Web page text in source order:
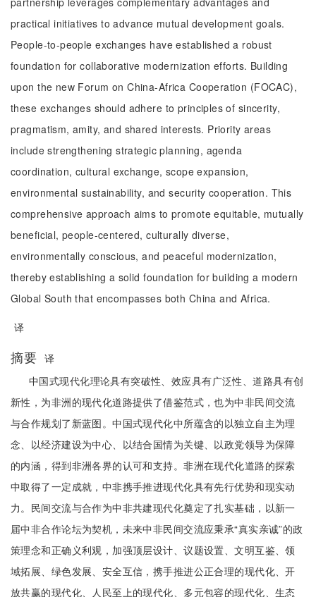
practical initiatives to advance mutual development goals.
People-to-people exchanges have established a robust
foundation for collaborative modernization efforts. Building
upon the new Forum on China-Africa Cooperation (FOCAC),
these exchanges should adhere to principles of sincerity,
pragmatism, amity, and shared interests. Priority areas
include strengthening strategic planning, agenda
coordination, cultural exchange, scope expansion,
environmental sustainability, and security cooperation. This
comprehensive approach aims to promote equitable, mutually
beneficial, people-centered, culturally diverse,
environmentally conscious, and peaceful modernization,
thereby establishing a solid foundation for building a modern
Global South that encompasses both China and Africa.
译
摘要 译
中国式现代化理论具有突破性、效应具有广泛性、道路具有创
新性，为非洲的现代化道路提供了借鉴范式，也为中非民间交流
与合作规划了新蓝图。中国式现代化中所蕴含的以独立自主为理
念、以经济建设为中心、以结合国情为关键、以政党领导为保障
的内涵，得到非洲各界的认可和支持。非洲在现代化道路的探索
中取得了一定成就，中非携手推进现代化具有先行优势和现实动
力。民间交流与合作为中非共建现代化奠定了扎实基础，以新一
届中非合作论坛为契机，未来中非民间交流应秉承“真实亲诚”的政
策理念和正确义利观，加强顶层设计、议题设置、文明互鉴、领
域拓展、绿色发展、安全互信，携手推进公正合理的现代化、开
放共赢的现代化、人民至上的现代化、多元包容的现代化、生态